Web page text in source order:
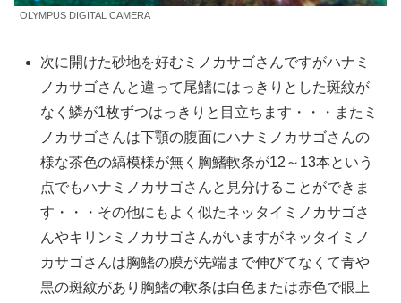
OLYMPUS DIGITAL CAMERA
次に開けた砂地を好むミノカサゴさんですがハナミ
ノカサゴさんと違って尾鰭にはっきりとした斑紋が
なく鱗が1枚ずつはっきりと目立ちます・・・またミ
ノカサゴさんは下顎の腹面にハナミノカサゴさんの
様な茶色の縞模様が無く胸鰭軟条が12～13本という
点でもハナミノカサゴさんと見分けることができま
す・・・その他にもよく似たネッタイミノカサゴさ
んやキリンミノカサゴさんがいますがネッタイミノ
カサゴさんは胸鰭の膜が先端まで伸びてなくて青や
黒の斑紋があり胸鰭の軟条は白色または赤色で眼上